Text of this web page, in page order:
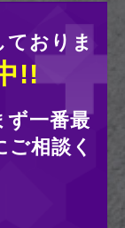
ておりま
!!
一番最
相談く